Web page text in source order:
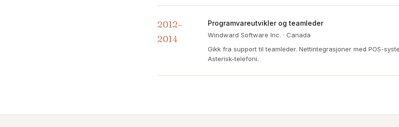
2012–
2014
Programvareutvikler og teamleder
Windward Software Inc. · Canada
Gikk fra support til teamleder. Nettintegrasjoner med POS-
Asterisk-telefoni.